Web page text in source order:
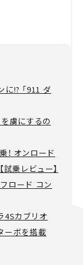
に!? 「911 ダ
虜にするの
！ オンロード
乗レビュー】
ロード コン
4Sカブリオ
ーボを搭載